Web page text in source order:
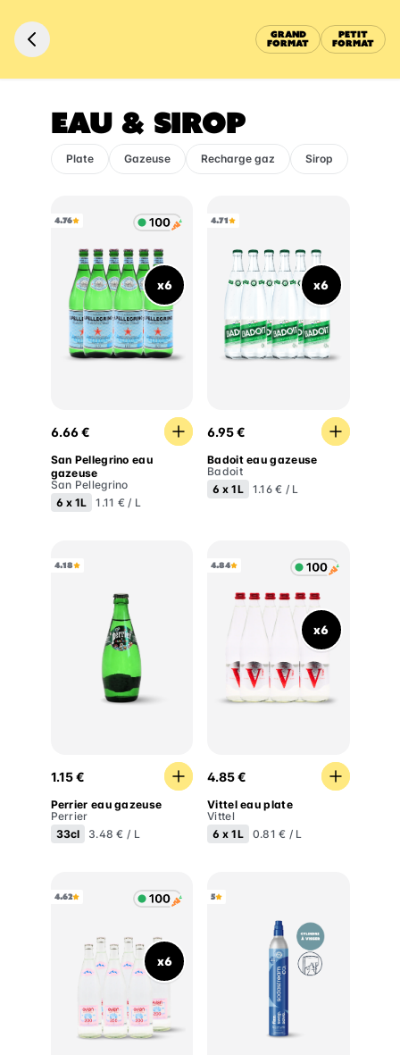
GRAND
FORMAT
PETIT
FORMAT
EAU & SIROP
Plate Gazeuse Recharge gaz Sirop
4.76
x6
San Pellegrino eau gazeuse
6.66 €
San Pellegrino eau
gazeuse
San Pellegrino
6 x1L 1.11 € / L
4.71
x6
Badoit eau gazeuse
6.95 €
Badoit eau gazeuse
Badoit
6 x 1L 1.16 € / L
4.18
Perrier eau gazeuse
1.15 €
Perrier eau gazeuse
Perrier
33cl
3.48 € / L
4.84
x6
4.85 €
Vittel eau plate
Vittel
6 x 1L 0.81 € / L
4.62
x6
5